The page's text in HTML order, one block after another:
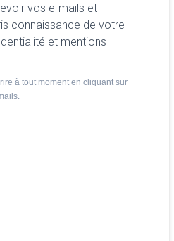
vos e-mails et
connaissance de votre
et mentions
à tout moment en cliquant sur